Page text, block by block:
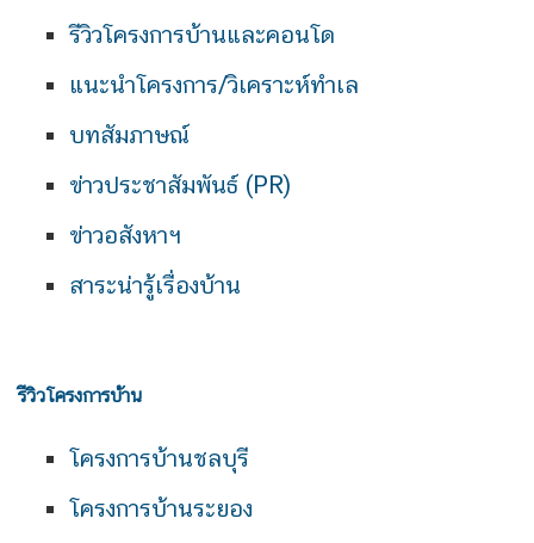
รีวิวโครงการบ้านและคอนโด
แนะนำโครงการ/วิเคราะห์ทำเล
บทสัมภาษณ์
ข่าวประชาสัมพันธ์ (PR)
ข่าวอสังหาฯ
สาระน่ารู้เรื่องบ้าน
รีวิวโครงการบ้าน
โครงการบ้านชลบุรี
โครงการบ้านระยอง